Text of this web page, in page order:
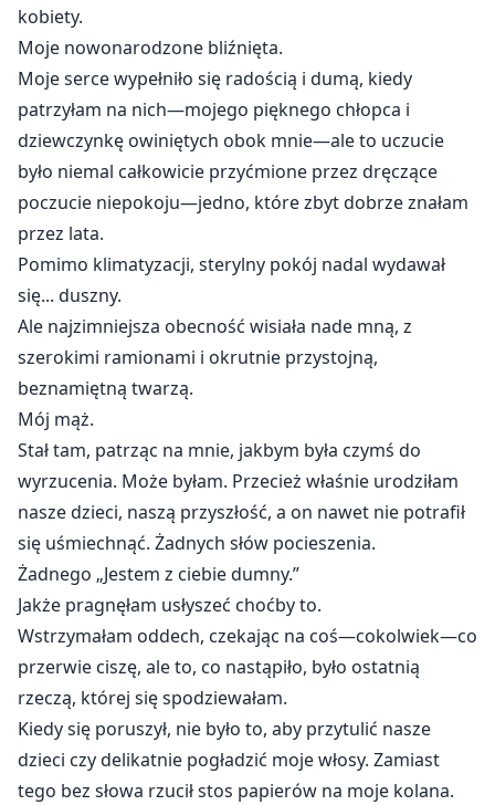
kobiety.
Moje nowonarodzone bliźnięta.
Moje serce wypełniło się radością i dumą, kiedy
patrzyłam na nich—mojego pięknego chłopca i
dziewczynkę owiniętych obok mnie—ale to uczucie
było niemal całkowicie przyćmione przez dręczące
poczucie niepokoju—jedno, które zbyt dobrze znałam
przez lata.
Pomimo klimatyzacji, sterylny pokój nadal wydawał
się... duszny.
Ale najzimniejsza obecność wisiała nade mną, z
szerokimi ramionami i okrutnie przystojną,
beznamiętną twarzą.
Mój mąż.
Stał tam, patrząc na mnie, jakbym była czymś do
wyrzucenia. Może byłam. Przecież właśnie urodziłam
nasze dzieci, naszą przyszłość, a on nawet nie potrafił
się uśmiechnąć. Żadnych słów pocieszenia.
Żadnego „Jestem z ciebie dumny.”
Jakże pragnęłam usłyszeć choćby to.
Wstrzymałam oddech, czekając na coś—cokolwiek—co
przerwie ciszę, ale to, co nastąpiło, było ostatnią
rzeczą, której się spodziewałam.
Kiedy się poruszył, nie było to, aby przytulić nasze
dzieci czy delikatnie pogładzić moje włosy. Zamiast
tego bez słowa rzucił stos papierów na moje kolana.